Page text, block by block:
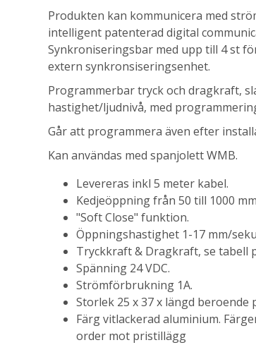
Produkten kan kommunicera med
intelligent patenterad digital
Synkroniseringsbar med upp till 4 st
extern synkronsiseringsenhet.
Programmerbar tryck och dragkraft,
hastighet/ljudnivå, med
Går att programmera även efter
Kan användas med spanjolett WMB.
Levereras inkl 5 meter kabel.
Kedjeöppning från 50 till 1000
"Soft Close" funktion.
Öppningshastighet 1-17 mm/
Tryckkraft & Dragkraft, se tabell
Spänning 24 VDC.
Strömförbrukning 1A.
Storlek 25 x 37 x längd
Färg vitlackerad aluminium.
order mot pristillägg